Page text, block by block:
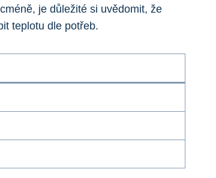
je důležité si uvědomit, že
teplotu dle potřeb.